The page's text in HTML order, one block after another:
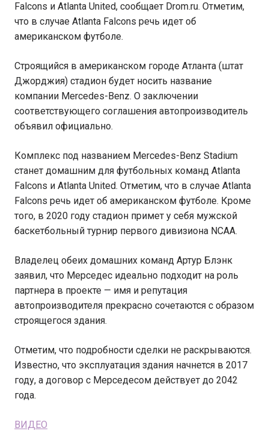
Falcons и Atlanta United, сообщает Drom.ru. Отметим,
что в случае Atlanta Falcons речь идет об
американском футболе.
Строящийся в американском городе Атланта (штат
Джорджия) стадион будет носить название
компании Mercedes-Benz. О заключении
соответствующего соглашения автопроизводитель
объявил официально.
Комплекс под названием Mercedes-Benz Stadium
станет домашним для футбольных команд Atlanta
Falcons и Atlanta United. Отметим, что в случае Atlanta
Falcons речь идет об американском футболе. Кроме
того, в 2020 году стадион примет у себя мужской
баскетбольный турнир первого дивизиона NCAA.
Владелец обеих домашних команд Артур Блэнк
заявил, что Мерседес идеально подходит на роль
партнера в проекте — имя и репутация
автопроизводителя прекрасно сочетаются с образом
строящегося здания.
Отметим, что подробности сделки не раскрываются.
Известно, что эксплуатация здания начнется в 2017
году, а договор с Мерседесом действует до 2042
года.
ВИДЕО